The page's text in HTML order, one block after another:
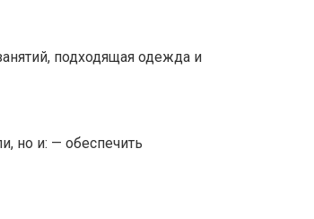
подходящая одежда и
но и: — обеспечить